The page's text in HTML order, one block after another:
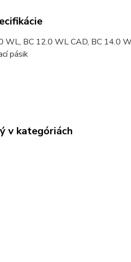
WL, BC 12.0 WL CAD, BC 14.0
pásik
v kategóriách